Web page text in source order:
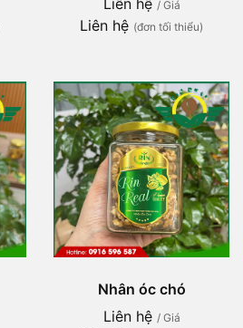
Liên hệ / Giá
Liên hệ (đơn tối thiểu)
Nhân óc chó
Liên hệ / Giá